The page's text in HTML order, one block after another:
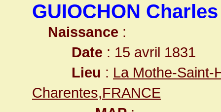
GUIOCHON Charles
Naissance :
Date : 15 avril 1831
Lieu : La Mothe-Saint-
Charentes,FRANCE